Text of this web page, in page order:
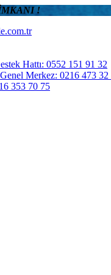
!
Hattı: 0552 151 91 32
Genel Merkez: 0216 473 32
353 70 75